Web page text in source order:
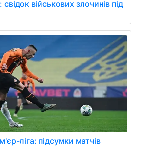
військових злочинів під
ліга: підсумки матчів